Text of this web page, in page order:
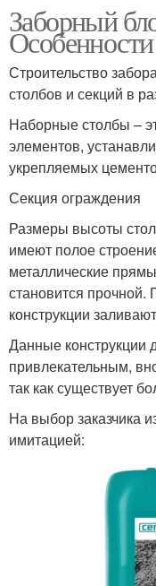
Заборный
Строительство
столбов и секций в
Наборные столбы –
элементов,
укрепляемых
Секция ограждения
Размеры высоты
имеют полое
металлические
становится прочной.
конструкции
Данные конструкции
привлекательным,
так как существует
На выбор заказчика
имитацией: